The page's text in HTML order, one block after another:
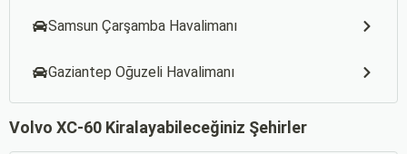
Samsun Çarşamba Havalimanı
Gaziantep Oğuzeli Havalimanı
Volvo XC-60 Kiralayabileceğiniz Şehirler